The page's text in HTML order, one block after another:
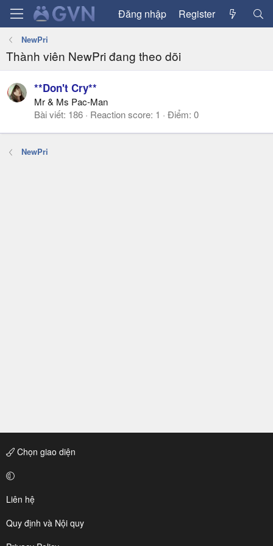
Đăng nhập Register
NewPri
Thành viên NewPri đang theo dõi
**Don't Cry**
Mr & Ms Pac-Man
Bài viết 186 Reaction score 1 Điểm 0
NewPri
Chọn giao diện
Liên hệ
Quy định và Nội quy